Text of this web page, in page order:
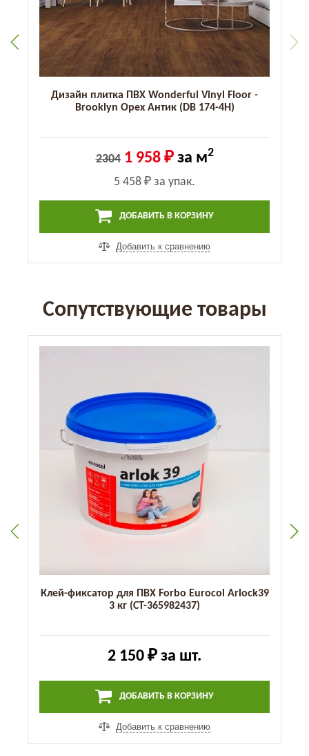
Дизайн плитка ПВХ Wonderful Vinyl Floor -
Brooklyn Орех Антик (DB 174-4H)
2304 1 958 ₽за м2
5 458 ₽ за упак.
ДОБАВИТЬ В КОРЗИНУ
Добавить к сравнению
Сопутствующие товары
Клей-фиксатор для ПВХ Forbo Eurocol Arlock39
3 кг (СТ-365982437)
2 150 ₽ за шт.
ДОБАВИТЬ В КОРЗИНУ
Добавить к сравнению